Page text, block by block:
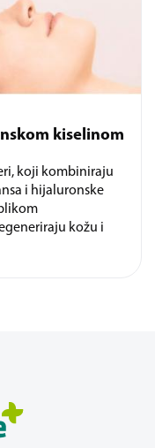
kiselinom
koji kombiniraju
i hijaluronske
kožu i